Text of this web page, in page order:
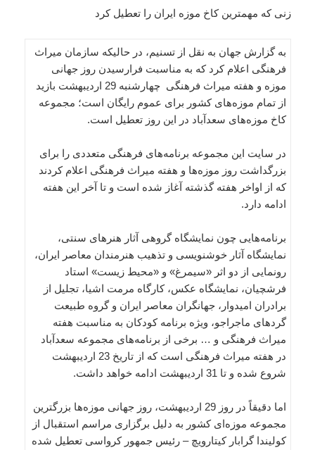
زنی که مهمترین کاخ موزه ایران را تعطیل کرد
به گزارش جهان به نقل از تسنیم، در حالیکه سازمان میراث
فرهنگی اعلام کرد که به مناسبت فرارسیدن روز جهانی
موزه و هفته میراث فرهنگی چهارشنبه 29 اردیبهشت بازید
از تمام موزه‌های کشور برای عموم رایگان است؛ مجموعه
کاخ موزه‌های سعدآباد در این روز تعطیل است.
در سایت این مجموعه برنامه‌های فرهنگی متعددی را برای
بزرگداشت روز موزه‌ها و هفته میراث فرهنگی اعلام کردند
که از اواخر هفته گذشته آغاز شده است و تا آخر این هفته
ادامه دارد.
برنامه‌هایی چون نمایشگاه گروهی آثار هنرهای سنتی،
نمایشگاه آثار خوشنویسی و تذهیب هنرمندان معاصر ایران،
رونمایی از دو اثر «سیمرغ»‌ و «محیط زیست» استاد
فرشچیان، نمایشگاه عکس، کارگاه مرمت اشیا، تجلیل از
برادران امیدوار، جهانگران معاصر ایران و گروه طبیعت
گردهای ماجراجو، ویژه برنامه کودکان به مناسبت هفته
میراث فرهنگی و … برخی از برنامه‌های مجموعه سعدآباد
در هفته میراث فرهنگی است که از تاریخ 23 اردیبهشت
شروع شده و تا 31 اردیبهشت ادامه خواهد داشت.
اما دقیقاً در روز 29 اردیبهشت، روز جهانی موزه‌ها بزرگترین
مجموعه موزه‌ای کشور به دلیل برگزاری مراسم استقبال از
کولیندا گرابار کیتارویچ – رئیس جمهور کرواسی تعطیل شده